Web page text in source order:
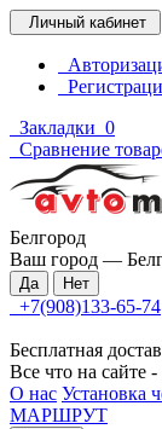
Личный кабинет
Закладки 0
Сравнение
Белгород
Ваш город —
+7(908)133-65-74
Бесплатная
Все что на
О нас Установка
МАРШРУТ